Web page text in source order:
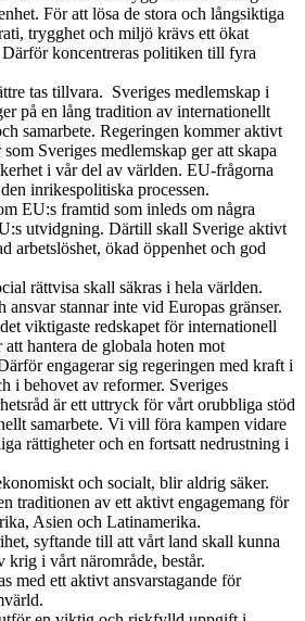
För att lösa de stora och långsiktiga
trygghet och miljö krävs ett ökat
koncentreras politiken till fyra
tas tillvara. Sveriges medlemskap i
på en lång tradition av internationellt
samarbete. Regeringen kommer aktivt
Sveriges medlemskap ger att skapa
i vår del av världen. EU-frågorna
inrikespolitiska processen.
EU:s framtid som inleds om några
utvidgning. Därtill skall Sverige aktivt
arbetslöshet, ökad öppenhet och god
rättvisa skall säkras i hela världen.
ansvar stannar inte vid Europas gränser.
viktigaste redskapet för internationell
hantera de globala hoten mot
engagerar sig regeringen med kraft i
i behovet av reformer. Sveriges
är ett uttryck för vårt orubbliga stöd
samarbete. Vi vill föra kampen vidare
rättigheter och en fortsatt nedrustning i
och socialt, blir aldrig säker.
traditionen av ett aktivt engagemang för
Asien och Latinamerika.
syftande till att vårt land skall kunna
krig i vårt närområde, består.
med ett aktivt ansvarstagande för